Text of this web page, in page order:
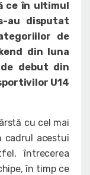
ce în ultimul
au disputat
de
din luna
debut din
U14
cu cel mai
cadrul acestui
întrecerea
în timp ce